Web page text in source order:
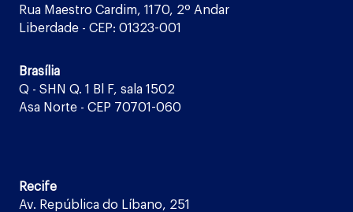
Rua Maestro Cardim, 1170, 2º Andar
Liberdade - CEP: 01323-001
Brasília
Q - SHN Q. 1 Bl F, sala 1502
Asa Norte - CEP 70701-060
Recife
Av. República do Líbano, 251